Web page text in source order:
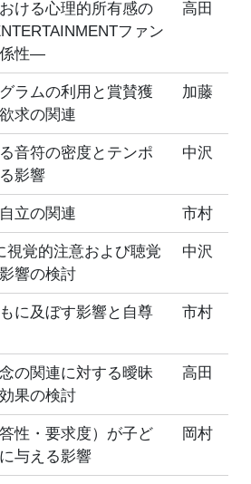
ける心理的所有感の
ファン
係性―
高田
ラムの利用と賞賛獲
求の関連
加藤
音符の密度とテンポ
影響
中沢
立の関連 市村
視覚的注意および聴覚
響の検討
中沢
に及ぼす影響と自尊
市村
の関連に対する曖昧
果の検討
高田
性・要求度）が子ど
与える影響
岡村